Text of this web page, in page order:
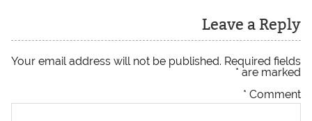
Leave a Reply
Your email address will not be published. Required fields
are marked
*
Comment
*